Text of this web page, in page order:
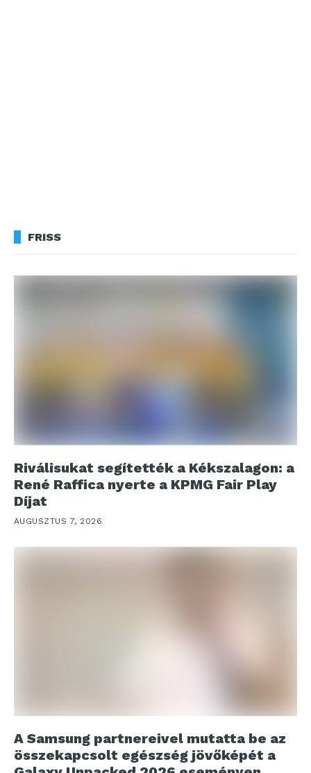
FRISS
Riválisukat segítették a Kékszalagon: a
René Raffica nyerte a KPMG Fair Play
Díjat
AUGUSZTUS 7, 2026
A Samsung partnereivel mutatta be az
összekapcsolt egészség jövőképét a